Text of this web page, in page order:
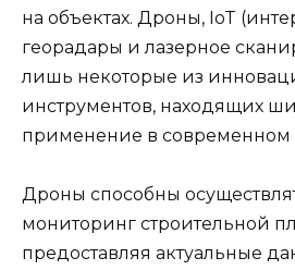
на объектах. Дроны, IoT
георадары и лазерное
лишь некоторые из
инструментов, находящих
применение в современном
Дроны способны
мониторинг строительной
предоставляя актуальные